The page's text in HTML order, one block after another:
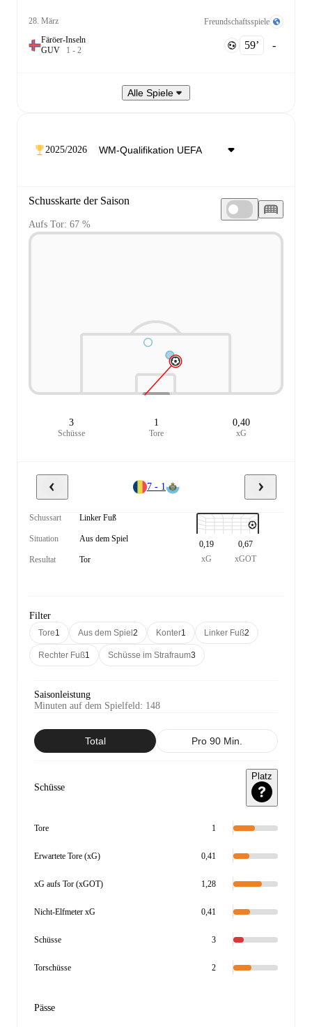
28. März
Freundschaftsspiele
Färöer-Inseln
GUV 1 - 2 59‎’‎ -
Alle Spiele
2025/2026
Schusskarte der Saison
Aufs Tor: 67 %
3
Schüsse
1
Tore
0,40
xG
7 - 1
Schussart Linker Fuß
Situation Aus dem Spiel
Resultat Tor
0,19
xG
0,67
xGOT
Filter
Tore1 Aus dem Spiel2 Konter1 Linker Fuß2
Rechter Fuß1 Schüsse im Strafraum3
Saisonleistung
Minuten auf dem Spielfeld: 148
Total Pro 90 Min.
Schüsse
Platz
Tore 1
Erwartete Tore (xG) 0,41
xG aufs Tor (xGOT) 1,28
Nicht-Elfmeter xG 0,41
Schüsse 3
Torschüsse 2
Pässe